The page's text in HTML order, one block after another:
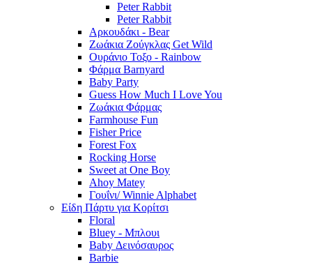
Peter Rabbit
Peter Rabbit
Αρκουδάκι - Bear
Ζωάκια Ζούγκλας Get Wild
Ουράνιο Τοξο - Rainbow
Φάρμα Barnyard
Baby Party
Guess How Much I Love You
Ζωάκια Φάρμας
Farmhouse Fun
Fisher Price
Forest Fox
Rocking Horse
Sweet at One Boy
Ahoy Matey
Γουΐνι/ Winnie Alphabet
Είδη Πάρτυ για Κορίτσι
Floral
Bluey - Μπλουι
Baby Δεινόσαυρος
Barbie